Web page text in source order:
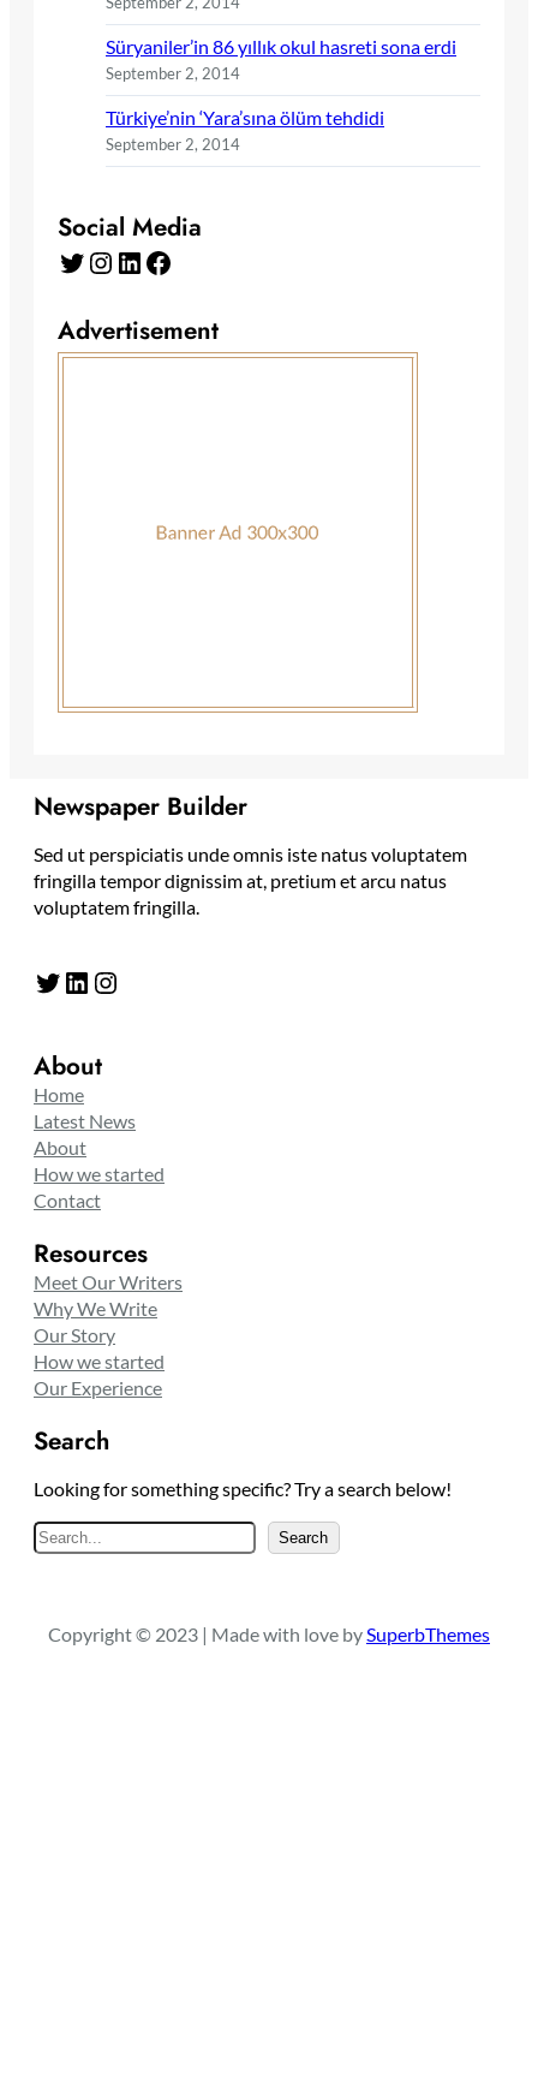
Süryaniler’in 86 yıllık okul hasreti sona erdi
September 2, 2014
Türkiye’nin ‘Yara’sına ölüm tehdidi
September 2, 2014
Social Media
Twitter Instagram LinkedIn Facebook
Advertisement
Newspaper Builder
Sed ut perspiciatis unde omnis iste natus voluptatem
fringilla tempor dignissim at, pretium et arcu natus
voluptatem fringilla.
Twitter LinkedIn Instagram
About
Home
Latest News
About
How we started
Contact
Resources
Meet Our Writers
Why We Write
Our Story
How we started
Our Experience
Search
Looking for something specific? Try a search below!
S
e
c
Search
Copyright © 2023 | Made with love by SuperbThemes